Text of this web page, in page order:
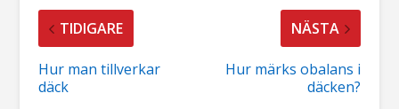
TIDIGARE
Hur man tillverkar
däck
NÄSTA
Hur märks obalans i
däcken?